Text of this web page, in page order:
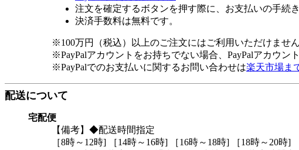
注文を確定するボタンを押す際に、お支払いの手続
決済手数料は無料です。
※100万円（税込）以上のご注文にはご利用いただけません
※PayPalアカウントをお持ちでない場合、PayPalアカウン
※PayPalでのお支払いに関するお問い合わせは楽天市場ま
配送について
宅配便
【備考】◆配送時間指定
［8時～12時] ［14時～16時] ［16時～18時] ［18時～20時]